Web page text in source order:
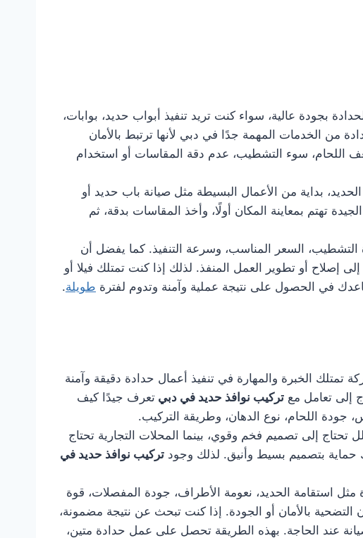
متخصصة تقدم أعمال الحدادة بجودة عالية، سواء كنت تريد تنفيذ أبواب حديد، بوابات،
من الخدمات المهمة جدًا في دبي لأنها ترتبط بالأمان
اللحام، سوء التشطيب، عدم دقة المقاسات أو استخدام
بداية من الأعمال البسيطة مثل صيانة باب حديد أو
تهتم بمعاينة المكان أولًا، وأخذ المقاسات بدقة، ثم
التشطيب، السعر المناسب، وسرعة التنفيذ. كما يفضل أن
إصلاح أو تطوير العمل المنفذ. لذلك إذا كنت تمتلك فيلا أو
في الحصول على نتيجة عملية وآمنة وتدوم لفترة طويلة.
الخبرة والمهارة في تنفيذ أعمال حدادة دقيقة وآمنة
إلى تعامل مع تركيب نوافذ حديد في دبي تعرف جيدًا كيف
جودة اللحام، نوع الدهان، وطريقة التركيب.
إلى تصميم فخم وقوي، بينما المحلات التجارية تحتاج
حماية بتصميم بسيط وأنيق. لذلك وجود تركيب نوافذ حديد في
استقامة الحديد، نعومة الأطراف، جودة المفصلات، قوة
بالأمان أو الجودة. إذا كنت تبحث عن نتيجة مضمونة،
عند الحاجة. بهذه الطريقة تحصل على عمل حدادة متين،